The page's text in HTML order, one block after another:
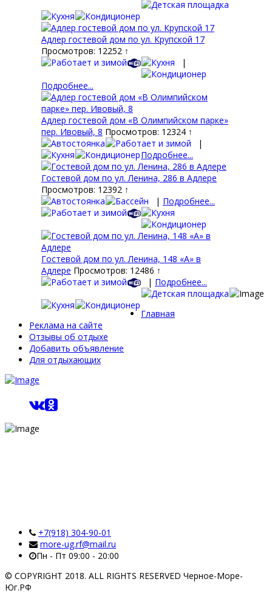
Адлер гостевой дом по ул. Крупской 17
Просмотров: 12252 ↑
|
Подробнее...
Адлер гостевой дом «В Олимпийском парке»
пер. Ивовый, 8 Просмотров: 12324 ↑
|
Подробнее...
Гостевой дом по ул. Ленина, 286 в Адлере
Просмотров: 12392 ↑
| Подробнее...
Гостевой дом по ул. Ленина, 148 «А» в
Адлере Просмотров: 12486 ↑
| Подробнее...
Главная
Реклама на сайте
Отзывы об отдыхе
Добавить объявление
Для отдыхающих
+7(918) 304-90-01
more-ug.rf@mail.ru
Пн - Пт 09:00 - 20:00
© COPYRIGHT 2018. ALL RIGHTS RESERVED Черное-Море-
Юг.РФ